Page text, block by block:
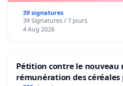
39 signatures
39 Signatures / 7 jours
4 Aug 2026
Pétition contre le nouveau
rémunération des céréales